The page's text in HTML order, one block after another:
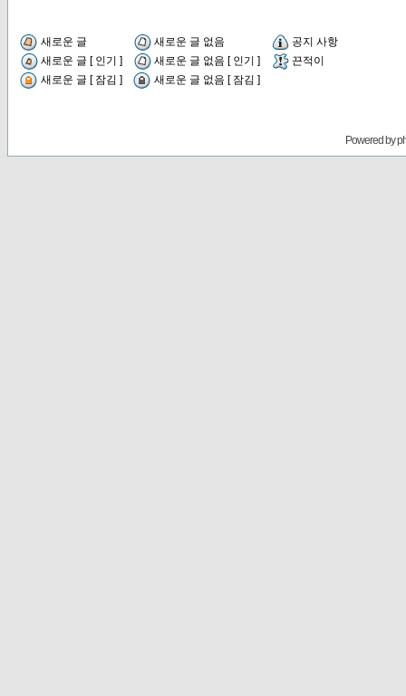
새로운 글 새로운 글 없음
공지 사항
새로운 글 [ 인기 ]
새로운 글 없음 [ 인기 ]
끈적이
새로운 글 [ 잠김 ]
새로운 글 없음 [ 잠김 ]
Powered by